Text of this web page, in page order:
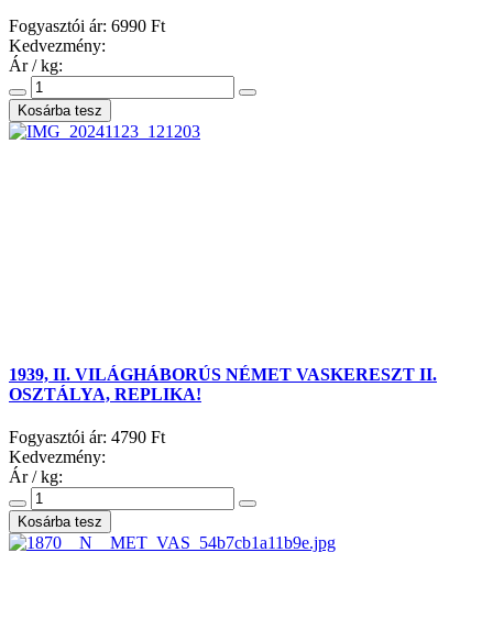
Fogyasztói ár: 6990 Ft
Kedvezmény:
Ár / kg:
1939, II. VILÁGHÁBORÚS NÉMET VASKERESZT II.
OSZTÁLYA, REPLIKA!
Fogyasztói ár: 4790 Ft
Kedvezmény:
Ár / kg: